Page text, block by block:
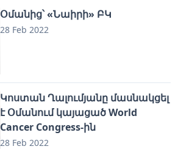
Օմանից՝ «Նաիրի» ԲԿ
28 Feb 2022
Կոստան Ղալումյանը մասնակցել
է Օմանում կայացած World
Cancer Congress-ին
28 Feb 2022